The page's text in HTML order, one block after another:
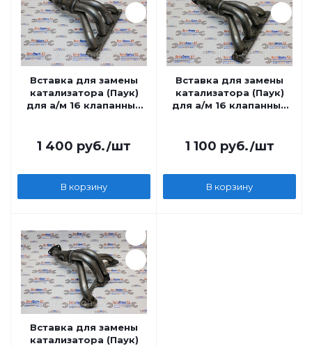
Вставка для замены
катализатора (Паук)
для а/м 16 клапанный
1 400 руб./шт
В корзину
Вставка для замены
катализатора (Паук)
для а/м 16 клапанный
1 100 руб./шт
В корзину
Вставка для замены
катализатора (Паук)